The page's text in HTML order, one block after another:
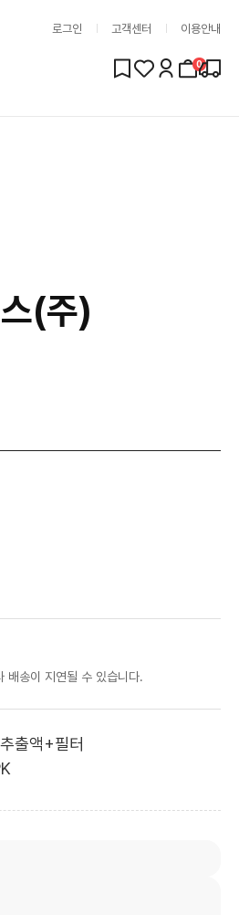
로그인 고객센터 이용안내
0
(주)
배송이 지연될 수 있습니다.
출액+필터